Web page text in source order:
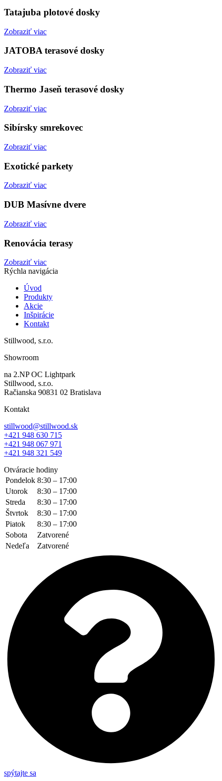
Tatajuba plotové dosky
Zobraziť viac
JATOBA terasové dosky
Zobraziť viac
Thermo Jaseň terasové dosky
Zobraziť viac
Sibírsky smrekovec
Zobraziť viac
Exotické parkety
Zobraziť viac
DUB Masívne dvere
Zobraziť viac
Renovácia terasy
Zobraziť viac
Rýchla navigácia
Úvod
Produkty
Akcie
Inšpirácie
Kontakt
Stillwood, s.r.o.
Showroom
na 2.NP OC Lightpark
Stillwood, s.r.o.
Račianska 90831 02 Bratislava
Kontakt
stillwood@stillwood.sk
+421 948 630 715
+421 948 067 971
+421 948 321 549
Otváracie hodiny
Pondelok 8:30 – 17:00
Utorok
8:30 – 17:00
Streda
8:30 – 17:00
Štvrtok
8:30 – 17:00
Piatok
8:30 – 17:00
Sobota
Zatvorené
Nedeľa
Zatvorené
spýtajte sa